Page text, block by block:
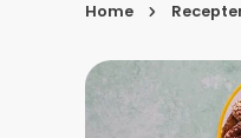
Kies je
Home